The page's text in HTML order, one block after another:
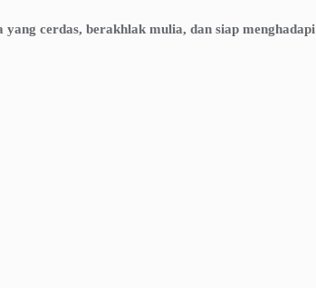
cerdas, berakhlak mulia, dan siap menghadapi